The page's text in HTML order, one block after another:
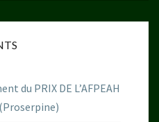
du PRIX DE L’AFPEAH